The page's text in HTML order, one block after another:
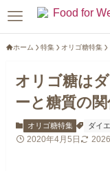
ホーム 特集 オリゴ糖特集
オリゴ糖は
ーと糖質の
オリゴ糖特集 ダイ
2020年4月5日